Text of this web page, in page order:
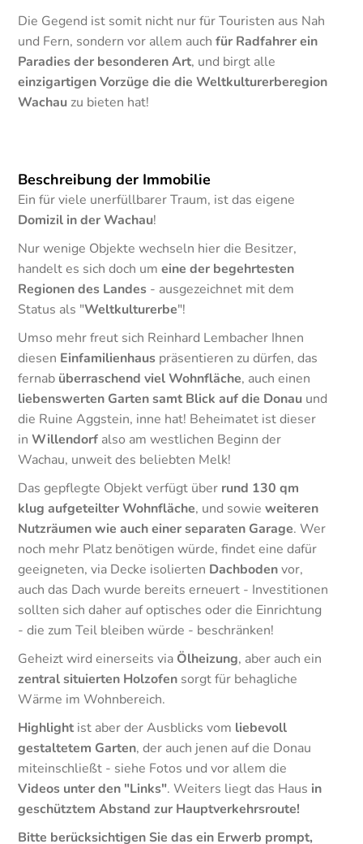
Die Gegend ist somit nicht nur für Touristen aus Nah
und Fern, sondern vor allem auchfür Radfahrer ein
Paradies der besonderen Art, und birgt alle
einzigartigen Vorzüge die die Weltkulturerberegion
Wachau zu bieten hat!
Beschreibung der Immobilie
Ein für viele unerfüllbarer Traum, ist das eigene
Domizil in der Wachau!
Nur wenige Objekte wechseln hier die Besitzer,
handelt es sich doch umeine der begehrtesten
Regionen des Landes - ausgezeichnet mit dem
Status als "Weltkulturerbe"!
Umso mehr freut sich Reinhard Lembacher Ihnen
diesen Einfamilienhaus präsentieren zu dürfen, das
fernab überraschend viel Wohnfläche, auch einen
liebenswerten Garten samt Blick auf die Donau und
die Ruine Aggstein, inne hat! Beheimatet ist dieser
inWillendorf also am westlichen Beginn der
Wachau, unweit des beliebten Melk!
Das gepflegte Objekt verfügt über rund 130 qm
klug aufgeteilter Wohnfläche, und sowieweiteren
Nutzräumen wie auch einer separaten Garage. Wer
noch mehr Platz benötigen würde, findet eine dafür
geeigneten, via Decke isolierten Dachbodenvor,
auch das Dach wurde bereits erneuert - Investitionen
sollten sich daher auf optisches oder die Einrichtung
- die zum Teil bleiben würde - beschränken!
Geheizt wird einerseits via Ölheizung, aber auch ein
zentral situierten Holzofen sorgt für behagliche
Wärme im Wohnbereich.
Highlight ist aber der Ausblicks vom liebevoll
gestaltetem Garten, der auch jenen auf die Donau
miteinschließt - siehe Fotos und vor allem die
Videos unter den "Links". Weiters liegt das Haus in
geschütztem Abstand zur Hauptverkehrsroute!
Bitte berücksichtigen Sie das ein Erwerb prompt,